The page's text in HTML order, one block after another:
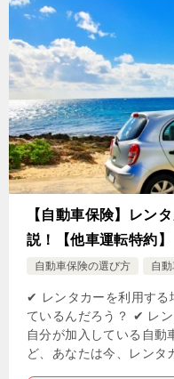
【自動車保険】レン
説！【他車運転特約】
自動車保険の選び方 自
✔ レンタカーを利用する
ているんだろう？ ✔ レン
自分が加入している自動
ど、あなたは今、レン